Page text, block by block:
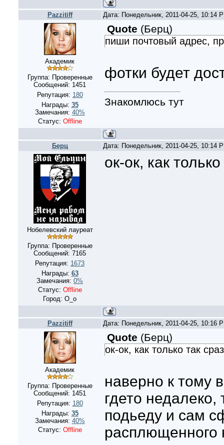
Pazzitiff Дата: Понедельник, 2011-04-25, 10:14
Академик
Группа: Проверенные
Сообщений: 1451
Репутация: 180
Награды: 35
Замечания: 40%
Статус: Offline
Quote (Берц)
пиши почтовый адрес,
фотки будет
Знакомлюсь тут
Берц Дата: Понедельник, 2011-04-25, 10:14
Нобелевский лауреат
Группа: Проверенные
Сообщений: 7165
Репутация: 1673
Награды: 63
Замечания: 0%
Статус: Offline
Город: О_о
ок-ок, как
Pazzitiff Дата: Понедельник, 2011-04-25, 10:16
Академик
Группа: Проверенные
Сообщений: 1451
Репутация: 180
Награды: 35
Замечания: 40%
Статус: Offline
Quote (Берц)
ок-ок, как только так
наверно к тому
гдето недалеко,
подьеду и сам
расплющенного